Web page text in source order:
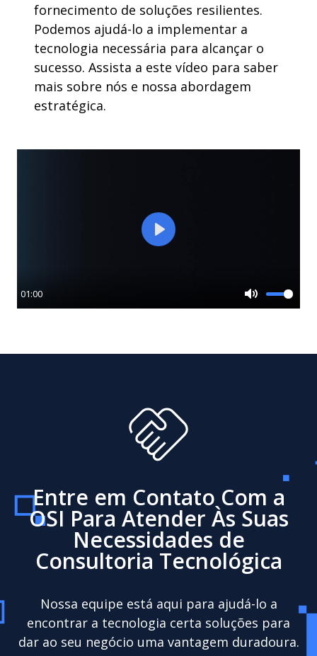
fornecimento de soluções resilientes.
Podemos ajudá-lo a implementar a
tecnologia necessária para alcançar o
sucesso. Assista a este vídeo para saber
mais sobre nós e nossa abordagem
estratégica.
01:00
Mute
Play
Entre em Contato Com a
OSI Para Atender Às Suas
Necessidades de
Consultoria Tecnológica
Nossa equipe está aqui para ajudá-lo a
encontrar a tecnologia certa soluções para
dar ao seu negócio uma vantagem duradoura.